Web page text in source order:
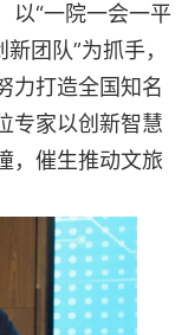
以“一院一会一平
团队”为抓手，
力打造全国知名
专家以创新智慧
，催生推动文旅